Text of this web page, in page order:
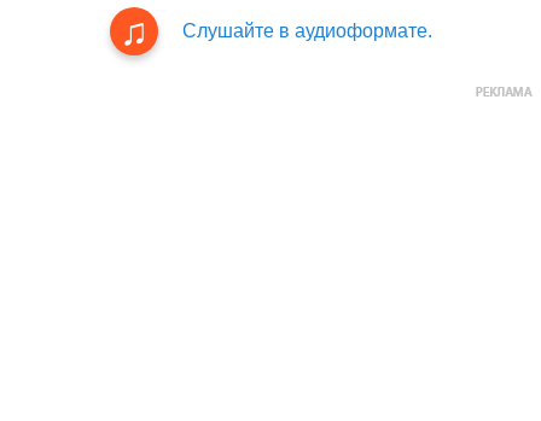
Слушайте в аудиоформате.